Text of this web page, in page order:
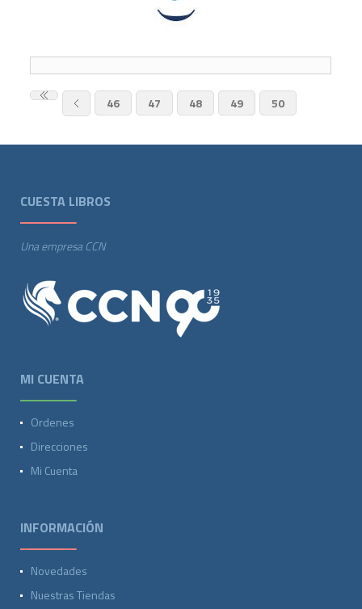
46 47 48 49 50
CUESTA LIBROS
Una empresa CCN
MI CUENTA
Ordenes
Direcciones
Mi Cuenta
INFORMACIÓN
Novedades
Nuestras Tiendas